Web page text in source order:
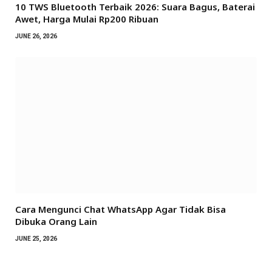
10 TWS Bluetooth Terbaik 2026: Suara Bagus, Baterai
Awet, Harga Mulai Rp200 Ribuan
JUNE 26, 2026
Cara Mengunci Chat WhatsApp Agar Tidak Bisa
Dibuka Orang Lain
JUNE 25, 2026